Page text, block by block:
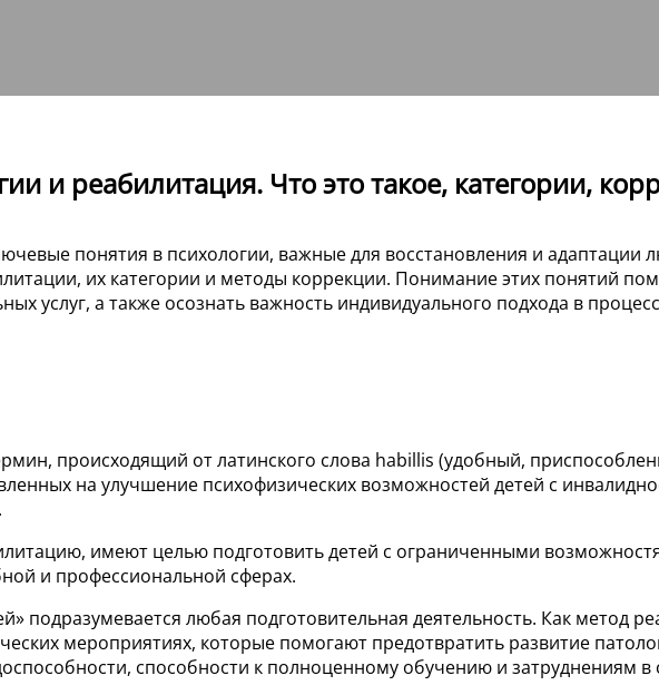
и реабилитация. Что это такое, категории,
понятия в психологии, важные для восстановления и адаптации
их категории и методы коррекции. Понимание этих понятий
услуг, а также осознать важность индивидуального подхода в
происходящий от латинского слова habillis (удобный,
на улучшение психофизических возможностей детей с
имеют целью подготовить детей с ограниченными
и профессиональной сферах.
подразумевается любая подготовительная деятельность. Как метод
мероприятиях, которые помогают предотвратить развитие
способности к полноценному обучению и затруднениям